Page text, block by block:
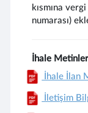
kısmına
numarası)
İhale
İhale İlan
İletişim